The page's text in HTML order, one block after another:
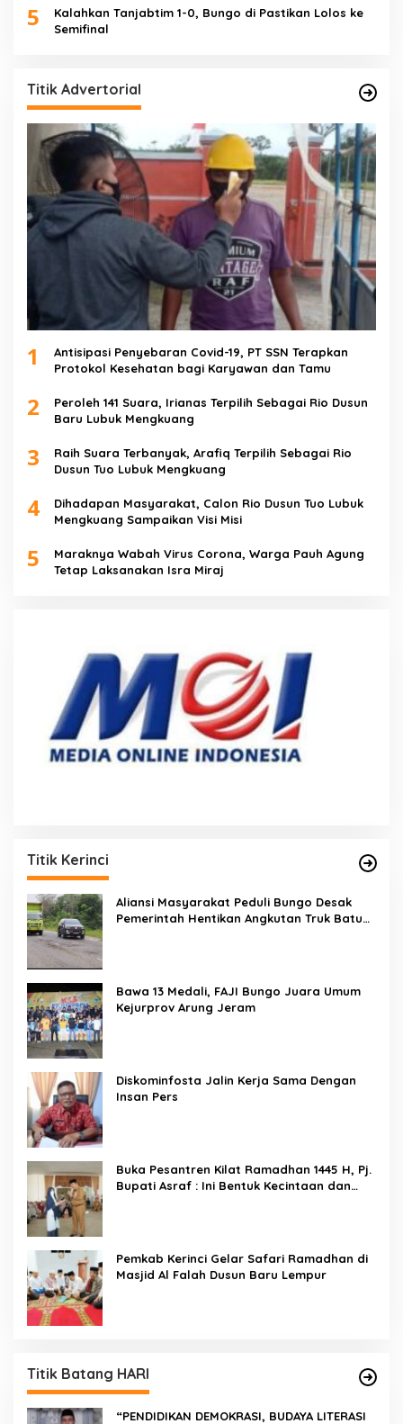
5
Kalahkan Tanjabtim 1-0, Bungo di Pastikan Lolos ke
Semifinal
Titik Advertorial
1
Antisipasi Penyebaran Covid-19, PT SSN Terapkan
Protokol Kesehatan bagi Karyawan dan Tamu
2
Peroleh 141 Suara, Irianas Terpilih Sebagai Rio Dusun
Baru Lubuk Mengkuang
3
Raih Suara Terbanyak, Arafiq Terpilih Sebagai Rio
Dusun Tuo Lubuk Mengkuang
4
Dihadapan Masyarakat, Calon Rio Dusun Tuo Lubuk
Mengkuang Sampaikan Visi Misi
5
Maraknya Wabah Virus Corona, Warga Pauh Agung
Tetap Laksanakan Isra Miraj
Titik Kerinci
Aliansi Masyarakat Peduli Bungo Desak
Pemerintah Hentikan Angkutan Truk Batu
Bawa 13 Medali, FAJI Bungo Juara Umum
Kejurprov Arung Jeram
Diskominfosta Jalin Kerja Sama Dengan
Insan Pers
Buka Pesantren Kilat Ramadhan 1445 H, Pj.
Bupati Asraf : Ini Bentuk Kecintaan dan
Pemkab Kerinci Gelar Safari Ramadhan di
Masjid Al Falah Dusun Baru Lempur
Titik Batang HARI
“PENDIDIKAN DEMOKRASI, BUDAYA LITERASI